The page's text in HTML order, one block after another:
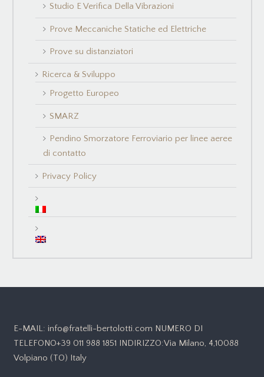
Studio E Verifica Della Vibrazioni
Prove Meccaniche Statiche ed Elettriche
Prove su distanziatori
Ricerca & Sviluppo
Progetto Europeo
SMARZ
Pendino Smorzatore Ferroviario per linee aeree
di contatto
Privacy Policy
E-MAIL: info@fratelli-bertolotti.com NUMERO DI
TELEFONO+39 011 988 1851 INDIRIZZO:Via Milano, 4,10088
Volpiano (TO) Italy